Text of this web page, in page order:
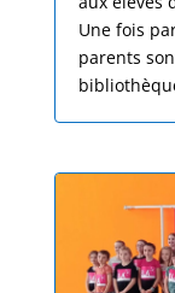
Une fois
parents